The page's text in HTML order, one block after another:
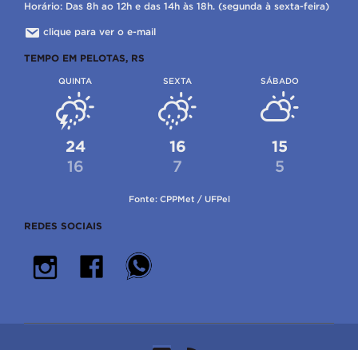
Horário: Das 8h ao 12h e das 14h às 18h. (segunda à sexta-feira)
clique para ver o e-mail
TEMPO EM PELOTAS, RS
QUINTA
24
16
SEXTA
16
7
SÁBADO
15
5
Fonte: CPPMet / UFPel
REDES SOCIAIS